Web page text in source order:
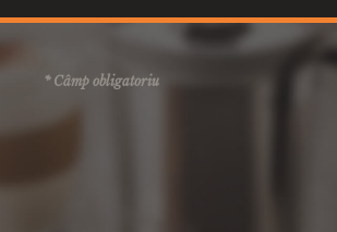
* Câmp obligatoriu